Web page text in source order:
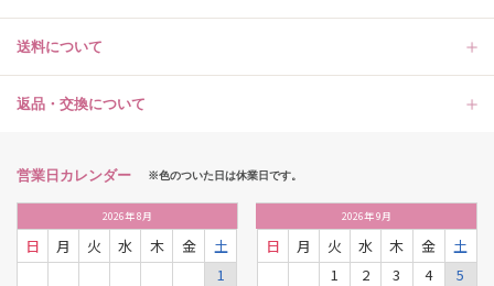
送料について
返品・交換について
営業日カレンダー ※色のついた日は休業日です。
2026年8月
日 月 火 水 木 金
土
1
2026年9月
日 月 火 水 木 金
土
1
2 3 4
5